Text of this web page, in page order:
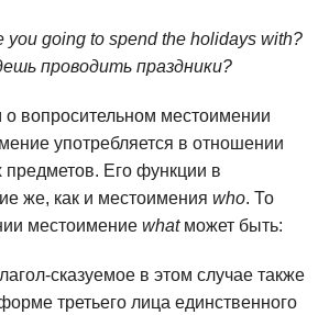
you going to spend the holidays with?
проводить праздники?
вопросительном местоимении
употребляется в отношении
Его функции в
же, как и местоимения who. То
местоимение whatможет быть:
сказуемое в этом случае также
третьего лица единственного